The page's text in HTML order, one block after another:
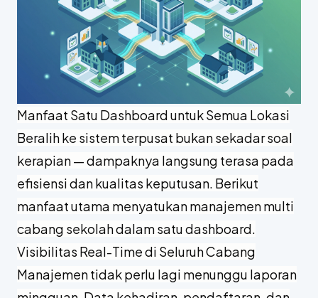
Manfaat Satu Dashboard untuk Semua Lokasi
Beralih ke sistem terpusat bukan sekadar soal
kerapian — dampaknya langsung terasa pada
efisiensi dan kualitas keputusan. Berikut
manfaat utama menyatukan manajemen multi
cabang sekolah dalam satu dashboard.
Visibilitas Real-Time di Seluruh Cabang
Manajemen tidak perlu lagi menunggu laporan